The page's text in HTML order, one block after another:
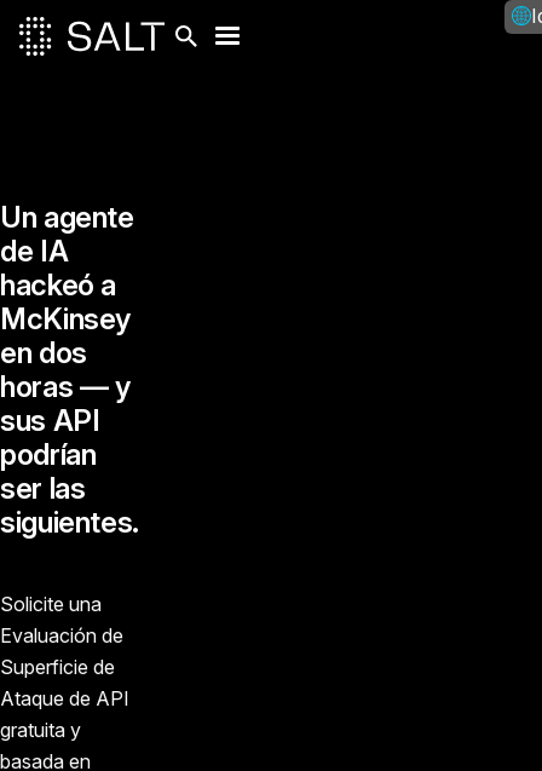
Un agente
de IA
hackeó a
McKinsey
en dos
horas — y
sus API
podrían
ser las
siguientes.
Solicite una
Evaluación de
Superficie de
Ataque de API
gratuita y
basada en